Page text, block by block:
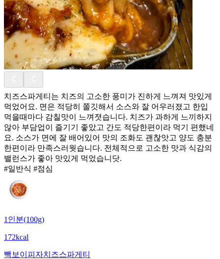
치즈스파게티는 치즈의 고소한 풍미가 진하게 느껴져 맛있게
먹었어요. 면은 적당히 쫄깃해서 소스와 잘 어우러졌고 한입
먹을때마다 감칠맛이 느껴졋습니다. 치즈가 과하게 느끼하지
않아 부담업이 즐기기 좋았고 간도 적당한편이라 먹기 편했네
요. 소스가 면에 잘 배어있어 맛의 조화도 괜찮앗고 양도 충분
한편이라 만족스러웟습니다. 전체적으로 고소한 맛과 식감의
밸런스가 좋아 맛있게 먹었습니닷.
#일반식 #점심
1인분(100g)
172kcal
빽보이피자치즈스파게티